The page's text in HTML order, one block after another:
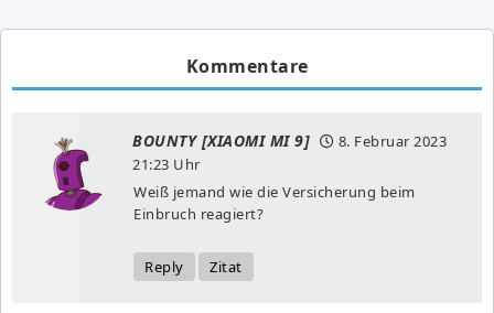
Kommentare
BOUNTY [XIAOMI MI 9]
8. Februar 2023
21:23 Uhr
Weiß jemand wie die Versicherung beim
Einbruch reagiert?
Reply Zitat